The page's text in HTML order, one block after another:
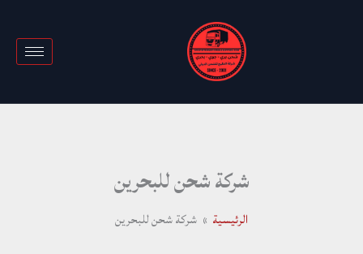
شركة شحن للبحرين
الرئيسية شركة شحن للبحرين